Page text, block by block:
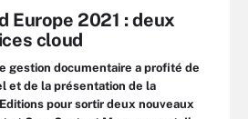
Europe 2021 : deux
cloud
gestion documentaire a profité de
et de la présentation de la
pour sortir deux nouveaux